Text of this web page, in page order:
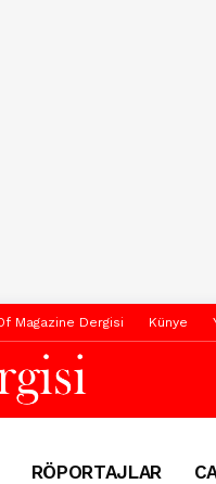
Magazine Dergisi Künye
RÖPORTAJLAR